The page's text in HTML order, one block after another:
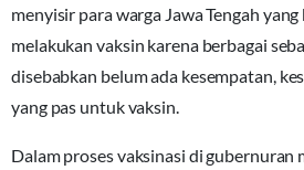
menyisir para warga Jawa Tengah
melakukan vaksin karena berbagai
disebabkan belum ada kesempatan,
yang pas untuk vaksin.
Dalam proses vaksinasi di gubernuran